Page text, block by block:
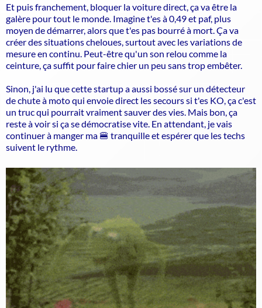
Et puis franchement, bloquer la voiture direct, ça va être la
galère pour tout le monde. Imagine t'es à 0,49 et paf, plus
moyen de démarrer, alors que t'es pas bourré à mort. Ça va
créer des situations cheloues, surtout avec les variations de
mesure en continu. Peut-être qu'un son relou comme la
ceinture, ça suffit pour faire chier un peu sans trop embêter.
Sinon, j'ai lu que cette startup a aussi bossé sur un détecteur
de chute à moto qui envoie direct les secours si t'es KO, ça c'est
un truc qui pourrait vraiment sauver des vies. Mais bon, ça
reste à voir si ça se démocratise vite. En attendant, je vais
continuer à manger ma 🍔 tranquille et espérer que les techs
suivent le rythme.